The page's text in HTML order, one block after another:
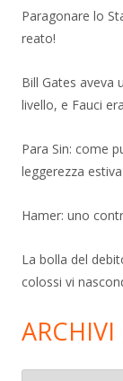
Paragonare lo
reato!
Bill Gates aveva
livello, e Fauci
Para Sin: come
leggerezza
Hamer: uno
La bolla del
colossi vi
ARCHIVI